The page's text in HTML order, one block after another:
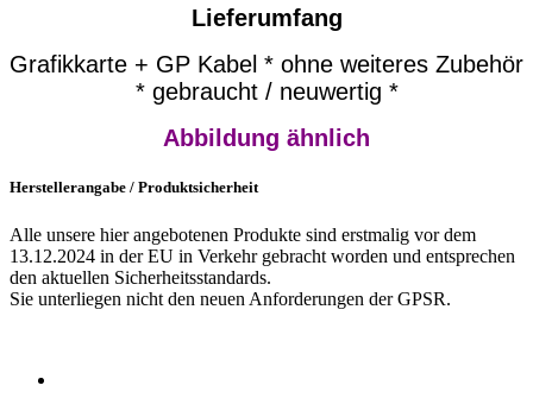
Lieferumfang
Grafikkarte + GP Kabel * ohne weiteres Zubehör
* gebraucht / neuwertig *
Abbildung ähnlich
Herstellerangabe / Produktsicherheit
Alle unsere hier angebotenen Produkte sind erstmalig vor dem
13.12.2024 in der EU in Verkehr gebracht worden und entsprechen
den aktuellen Sicherheitsstandards.
Sie unterliegen nicht den neuen Anforderungen der GPSR.